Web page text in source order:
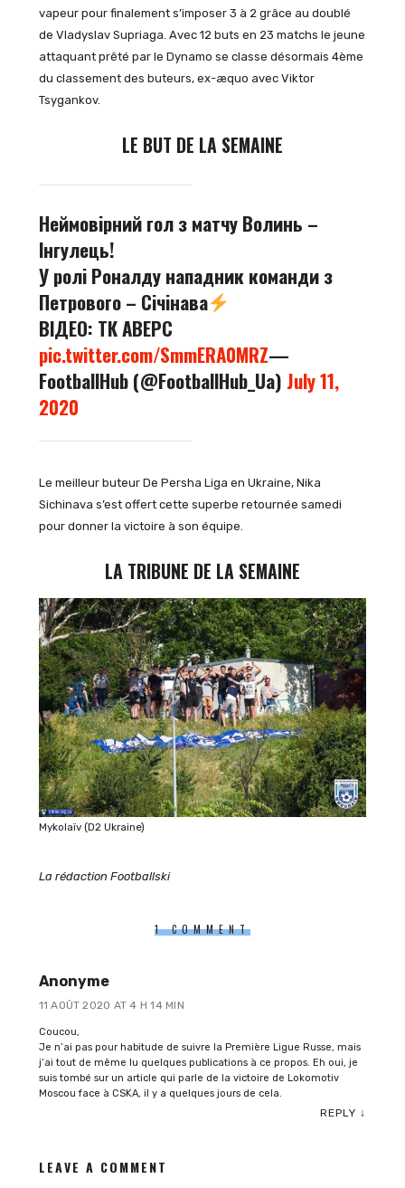
vapeur pour finalement s’imposer 3 à 2 grâce au doublé
de Vladyslav Supriaga. Avec 12 buts en 23 matchs le jeune
attaquant prêté par le Dynamo se classe désormais 4ème
du classement des buteurs, ex-æquo avec Viktor
Tsygankov.
LE BUT DE LA SEMAINE
Неймовірний гол з матчу Волинь –
Інгулець!
У ролі Роналду нападник команди з
Петрового – Січінава
ВІДЕО: ТК АВЕРС
pic.twitter.com/SmmERA0MRZ—
FootballHub (@FootballHub_Ua) July 11,
2020
Le meilleur buteur De Persha Liga en Ukraine, Nika
Sichinava s’est offert cette superbe retournée samedi
pour donner la victoire à son équipe.
LA TRIBUNE DE LA SEMAINE
Mykolaïv (D2 Ukraine)
La rédaction Footballski
1 COMMENT
Anonyme
11 AOÛT 2020 AT 4 H 14 MIN
Coucou,
Je n’ai pas pour habitude de suivre la Première Ligue Russe, mais
j’ai tout de même lu quelques publications à ce propos. Eh oui, je
suis tombé sur un article qui parle de la victoire de Lokomotiv
Moscou face à CSKA, il y a quelques jours de cela.
REPLY ↓
LEAVE A COMMENT